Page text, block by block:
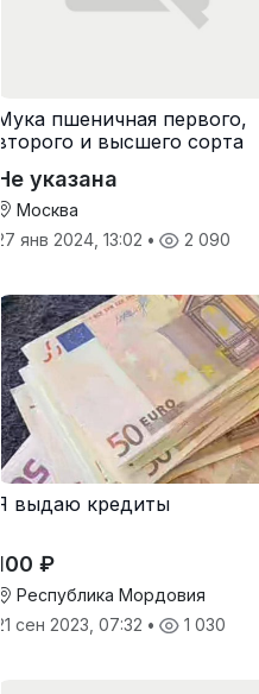
Мука пшеничная первого,
второго и высшего сорта
Не указана
Москва
27 янв 2024, 13:02 • 2 090
Я выдаю кредиты
100 ₽
Республика Мордовия
21 сен 2023, 07:32 • 1 030